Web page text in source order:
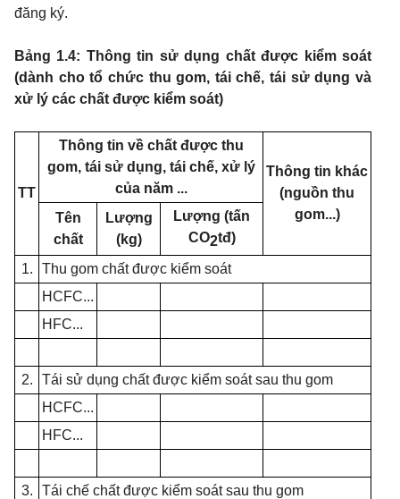
đăng ký.
Bảng 1.4: Thông tin sử dụng chất được kiểm soát
(dành cho tổ chức thu gom, tái chế, tái sử dụng và
xử lý các chất được kiểm soát)
TT
Thông tin về chất được thu
gom, tái sử dụng, tái chế, xử lý
của năm ...
Thông tin khác
(nguồn thu
gom...)
Tên
chất
Lượng
(kg)
Lượng (tấn
CO2tđ)
1.
Thu gom chất được kiểm soát
HCFC...
HFC...
2.
Tái sử dụng chất được kiểm soát sau thu gom
HCFC...
HFC...
3. Tái chế chất được kiểm soát sau thu gom